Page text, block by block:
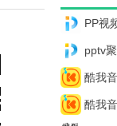
PP视
pptv
酷我
酷我